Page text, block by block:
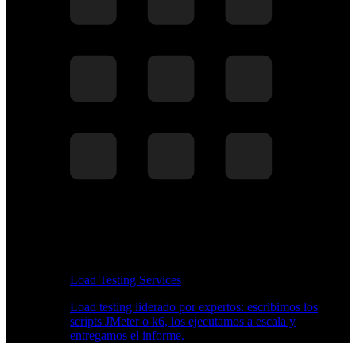
Load Testing Services
Load testing liderado por expertos: escribimos los
scripts JMeter o k6, los ejecutamos a escala y
entregamos el informe.